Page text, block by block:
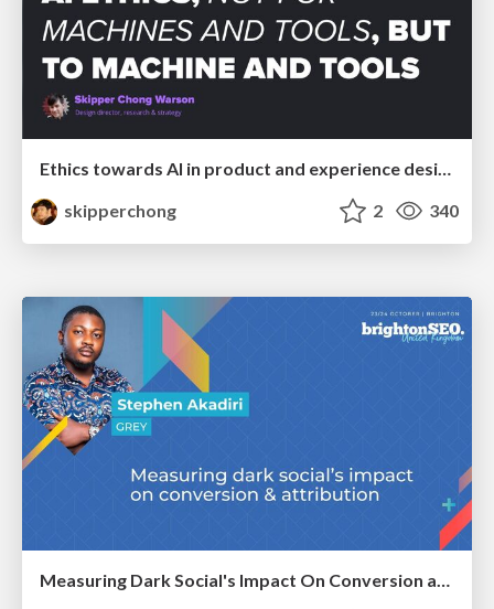
Ethics towards AI in product and experience design
skipperchong
2 340